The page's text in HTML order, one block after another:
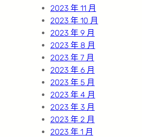
2023 年 11 月
2023 年 10 月
2023 年 9 月
2023 年 8 月
2023 年 7 月
2023 年 6 月
2023 年 5 月
2023 年 4 月
2023 年 3 月
2023 年 2 月
2023 年 1 月